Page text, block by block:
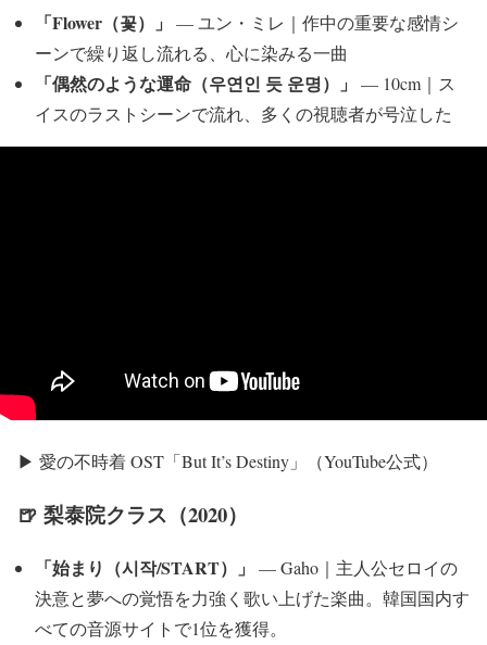
「Flower（꽃）」
— ユン・ミレ｜作中の重要な感情シ
ーンで繰り返し流れる、心に染みる一曲
「偶然のような運命（우연인 듯 운명）」
— 10cm｜ス
イスのラストシーンで流れ、多くの視聴者が号泣した
▶ 愛の不時着 OST「But It’s Destiny」（YouTube公式）
🍺 梨泰院クラス（2020）
「始まり（시작/START）」
— Gaho｜主人公セロイの
決意と夢への覚悟を力強く歌い上げた楽曲。韓国国内す
べての音源サイトで1位を獲得。